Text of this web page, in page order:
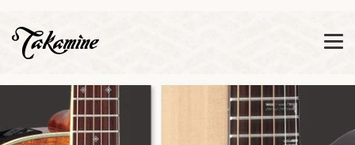
Diese Meldung nicht mehr anzeigen